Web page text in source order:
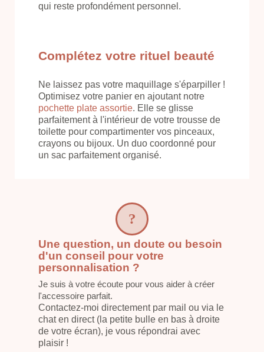
qui reste profondément personnel.
Complétez votre rituel beauté
Ne laissez pas votre maquillage s'éparpiller !
Optimisez votre panier en ajoutant notre
pochette plate assortie. Elle se glisse
parfaitement à l'intérieur de votre trousse de
toilette pour compartimenter vos pinceaux,
crayons ou bijoux. Un duo coordonné pour
un sac parfaitement organisé.
Une question, un doute ou besoin
d'un conseil pour votre
personnalisation ?
Je suis à votre écoute pour vous aider à créer
l'accessoire parfait.
Contactez-moi directement par mail ou via le
chat en direct (la petite bulle en bas à droite
de votre écran), je vous répondrai avec
plaisir !